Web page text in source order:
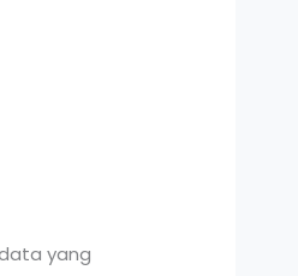
yang